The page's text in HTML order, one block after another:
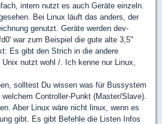
intern nutzt es auch Geräte einzeln.
Bei Linux läuft das anders, der
genutzt. Geräte werden dev-
war zum Beispiel die gute alte 3,5"
Es gibt den Strich in die andere
nutzt wohl /. Ich kenne nur Linux,
solltest Du wissen was für Bussystem
Controller-Punkt (Master/Slave).
Aber Linux wäre nicht linux, wenn es
gibt. Es gibt Befehle die Listen Infos